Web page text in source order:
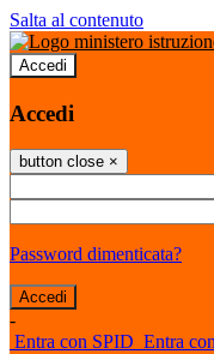
Salta al contenuto
Accedi
Accedi
button close ×
Password dimenticata?
-
Entra con SPID Entra